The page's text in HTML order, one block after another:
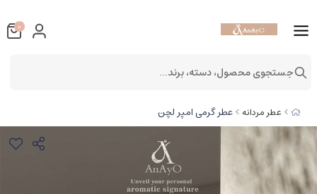
عطر مردانه عطر گرمی امپر لچن
0
جستجوی محصول، دسته، برند...